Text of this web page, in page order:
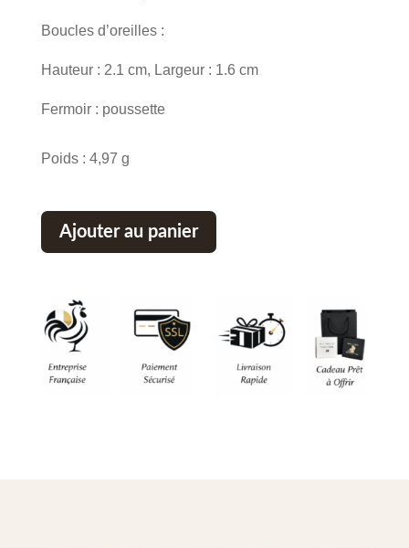
Boucles d’oreilles :
Hauteur : 2.1 cm, Largeur : 1.6 cm
Fermoir : poussette
Poids : 4,97 g
Ajouter au panier